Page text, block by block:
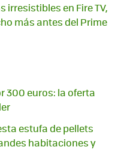
irresistibles en Fire TV,
más antes del Prime
300 euros: la oferta
estufa de pellets
habitaciones y